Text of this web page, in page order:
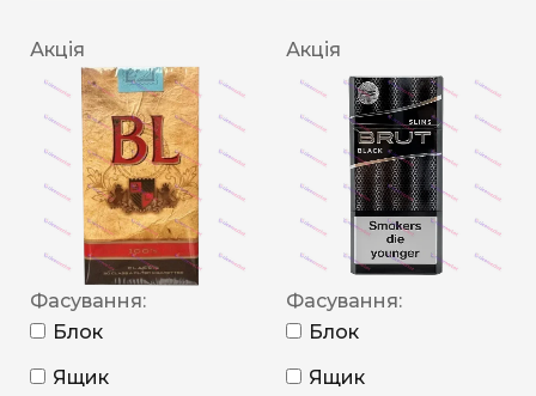
Акція
Фасування:
Блок
Ящик
Акція
Фасування:
Блок
Ящик